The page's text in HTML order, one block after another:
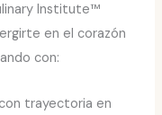
Institute™
en el corazón
con:
trayectoria en